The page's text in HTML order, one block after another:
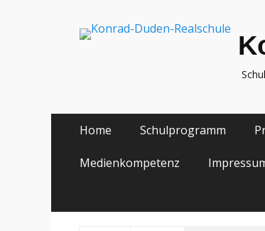
Primäres
Inhalt
springen
Home Schulprogramm
Medienkompetenz